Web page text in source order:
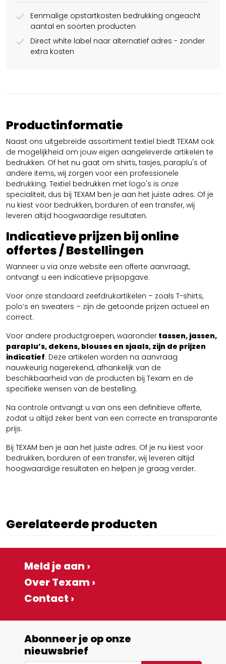
check
Eenmalige opstartkosten bedrukking ongeacht
aantal en soorten producten
check
Direct white label naar alternatief adres - zonder
extra kosten
Productinformatie
Naast ons uitgebreide assortiment textiel biedt TEXAM ook
de mogelijkheid om jouw eigen aangeleverde artikelen te
bedrukken. Of het nu gaat om shirts, tasjes, paraplu's of
andere items, wij zorgen voor een professionele
bedrukking. Textiel bedrukken met logo's is onze
specialiteit, dus bij TEXAM ben je aan het juiste adres. Of je
nu kiest voor bedrukken, borduren of een transfer, wij
leveren altijd hoogwaardige resultaten.
Indicatieve prijzen bij online
offertes / Bestellingen
Wanneer u via onze website een offerte aanvraagt,
ontvangt u een indicatieve prijsopgave.
Voor onze standaard zeefdrukartikelen – zoals T-shirts,
polo’s en sweaters – zijn de getoonde prijzen actueel en
correct.
Voor andere productgroepen, waaronder tassen, jassen,
paraplu’s, dekens, blouses en sjaals, zijn de prijzen
indicatief. Deze artikelen worden na aanvraag
nauwkeurig nagerekend, afhankelijk van de
beschikbaarheid van de producten bij Texam en de
specifieke wensen van de bestelling.
Na controle ontvangt u van ons een definitieve offerte,
zodat u altijd zeker bent van een correcte en transparante
prijs.
Bij TEXAM ben je aan het juiste adres. Of je nu kiest voor
bedrukken, borduren of een transfer, wij leveren altijd
hoogwaardige resultaten en helpen je graag verder.
Gerelateerde producten
Meld je aan ›
Over Texam ›
Contact ›
Abonneer je op onze
nieuwsbrief